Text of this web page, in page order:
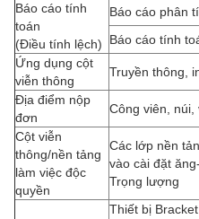
Báo cáo tính
toán
(Điều tính lệch)
Báo cáo phân
Báo cáo tính
Ứng dụng cột
viễn thông
Truyền thông,
Địa điểm nộp
đơn
Công viên, núi,
Cột viễn
thông/nền tảng
làm việc độc
quyền
Các lớp nền
vào cài đặt
Trọng lượng
Thiết bị